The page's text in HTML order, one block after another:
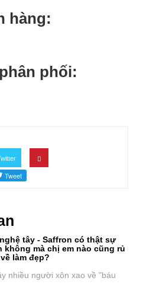
hàng:
phân phối:
tây - Saffron có thật sự
không mà chị em nào cũng rủ
làm đẹp?
nhiều người xôn xao về "báu